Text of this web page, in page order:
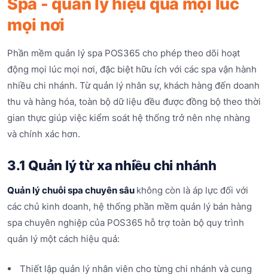
mọi nơi
Phần mềm quản lý spa POS365 cho phép theo dõi hoạt
động mọi lúc mọi nơi, đặc biệt hữu ích với các spa vận hành
nhiều chi nhánh. Từ quản lý nhân sự, khách hàng đến doanh
thu và hàng hóa, toàn bộ dữ liệu đều được đồng bộ theo thời
gian thực giúp việc kiểm soát hệ thống trở nên nhẹ nhàng
và chính xác hơn.
3.1 Quản lý từ xa nhiều chi nhánh
Quản lý chuỗi spa chuyên sâu không còn là áp lực đối với
các chủ kinh doanh, hệ thống phần mềm quản lý bán hàng
spa chuyên nghiệp của POS365 hỗ trợ toàn bộ quy trình
quản lý một cách hiệu quả:
Thiết lập quản lý nhân viên cho từng chi nhánh và cung